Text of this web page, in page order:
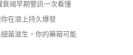
竭早期警訊一次看懂
在浪上持久爆發
菌滋生，你的藥箱可能